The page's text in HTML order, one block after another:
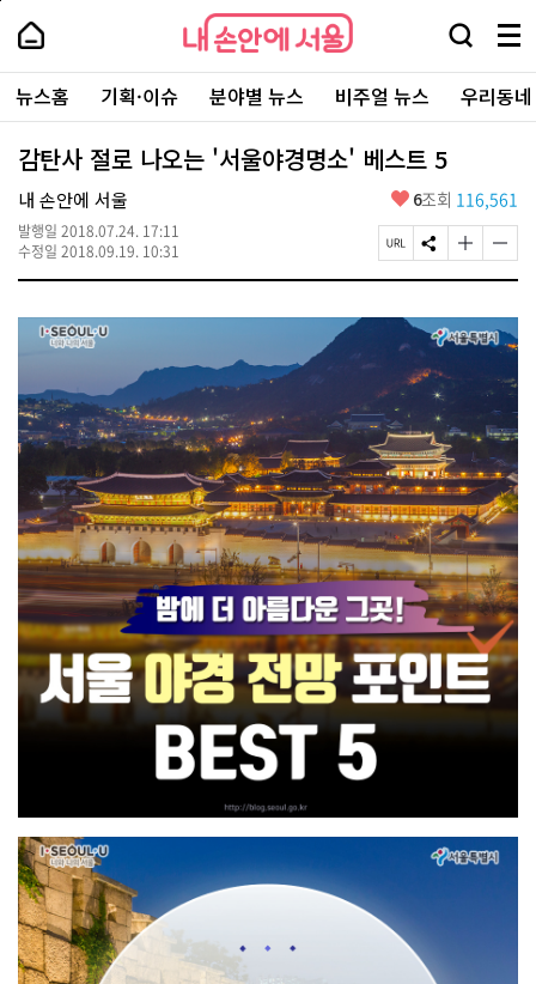
본
로
가
내
손
안
에
서
울
-
서
울
시
대
표
소
포
내
손
에
울
검
창
열
기
메
뉴
전
체
보
주
요
서
뉴스홈 기획·이슈 분야별 뉴스 비주얼 뉴스 우리동
감탄사 절로 나오는 '서울야경명소' 베스트 5
내 손안에 서울
발행일 2018.07.24. 17:11
수정일 2018.09.19. 10:31
좋
요
6조회 116,561
페
이
U
L
복
사
S
N
공
유
하
기
글
자
기
크
게
기
글
자
기
작
게
변
경
하
기
페
상
단
로